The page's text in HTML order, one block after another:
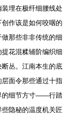
埋在极纤细腰线处
作该是如何咬咽的
那些非非传统的细
花混糅辅阶编织细
丛。江南本生的底
面令那些通过十指
的细节方寸——行踏
隐秘的温度机关匠